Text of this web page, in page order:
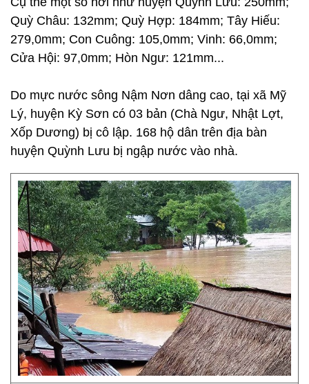
Quỳ Châu: 132mm; Quỳ Hợp: 184mm; Tây Hiếu:
279,0mm; Con Cuông: 105,0mm; Vinh: 66,0mm;
Cửa Hội: 97,0mm; Hòn Ngư: 121mm...
Do mực nước sông Nậm Nơn dâng cao, tại xã Mỹ
Lý, huyện Kỳ Sơn có 03 bản (Chà Ngư, Nhật Lợt,
Xốp Dương) bị cô lập. 168 hộ dân trên địa bàn
huyện Quỳnh Lưu bị ngập nước vào nhà.